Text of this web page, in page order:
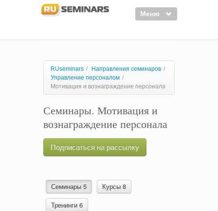
Меню
Курсы
Тренинги
Войти
Регистрация
RUseminars / Направления семинаров /
Управление персоналом /
Мотивация и вознаграждение персонала
Семинары. Мотивация и
вознаграждение персонала
Подписаться на рассылку
Семинары 5
Курсы 8
Тренинги 6